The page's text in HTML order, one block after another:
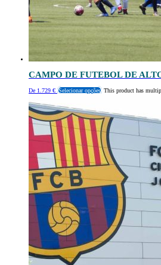
CAMPO DE FUTEBOL DE
De 1.729 € Selecionar opções This product has